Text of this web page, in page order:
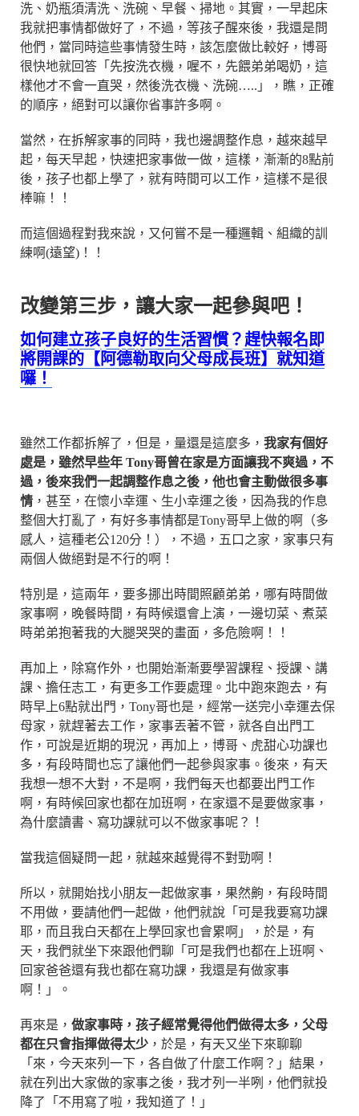
洗、奶瓶須清洗、洗碗、早餐、掃地。其實，一早起床
我就把事情都做好了，不過，等孩子醒來後，我還是問
他們，當同時這些事情發生時，該怎麼做比較好，博哥
很快地就回答「先按洗衣機，喔不，先餵弟弟喝奶，這
樣他才不會一直哭，然後洗衣機、洗碗…..」，瞧，正確
的順序，絕對可以讓你省事許多啊。
當然，在拆解家事的同時，我也邊調整作息，越來越早
起，每天早起，快速把家事做一做，這樣，漸漸的8點前
後，孩子也都上學了，就有時間可以工作，這樣不是很
棒嘛！！
而這個過程對我來說，又何嘗不是一種邏輯、組織的訓
練啊(遠望)！！
改變第三步，讓大家一起參與吧！
如何建立孩子良好的生活習慣？趕快報名即
將開課的【阿德勒取向父母成長班】就知道
囉！
雖然工作都拆解了，但是，量還是這麼多， 我家有個好
處是，雖然早些年 Tony哥曾在家是方面讓我不爽過，不
過，後來我們一起調整作息之後，他也會主動做很多事
情 ，甚至，在懷小幸運、生小幸運之後，因為我的作息
整個大打亂了，有好多事情都是Tony哥早上做的啊（多
感人，這種老公120分！），不過，五口之家，家事只有
兩個人做絕對是不行的啊！
特別是，這兩年，要多挪出時間照顧弟弟，哪有時間做
家事啊，晚餐時間，有時候還會上演，一邊切菜、煮菜
時弟弟抱著我的大腿哭哭的畫面，多危險啊！！
再加上，除寫作外，也開始漸漸要學習課程、授課、講
課、擔任志工，有更多工作要處理。北中跑來跑去，有
時早上6點就出門，Tony哥也是，經常一送完小幸運去保
母家，就趕著去工作，家事丟著不管，就各自出門工
作，可說是近期的現況，再加上，博哥、虎甜心功課也
多，有段時間也忘了讓他們一起參與家事。後來，有天
我想一想不大對，不是啊，我們每天也都要出門工作
啊，有時候回家也都在加班啊，在家還不是要做家事，
為什麼讀書、寫功課就可以不做家事呢？！
當我這個疑問一起，就越來越覺得不對勁啊！
所以，就開始找小朋友一起做家事，果然齁，有段時間
不用做，要請他們一起做，他們就說「可是我要寫功課
耶，而且我白天都在上學回家也會累啊」，於是，有
天，我們就坐下來跟他們聊「可是我們也都在上班啊、
回家爸爸還有我也都在寫功課，我還是有做家事
啊！」。
再來是， 做家事時，孩子經常覺得他們做得太多，父母
都在只會指揮做得太少 ，於是，有天又坐下來聊聊
「來，今天來列一下，各自做了什麼工作啊？」結果，
就在列出大家做的家事之後，我才列一半咧，他們就投
降了「不用寫了啦，我知道了！」